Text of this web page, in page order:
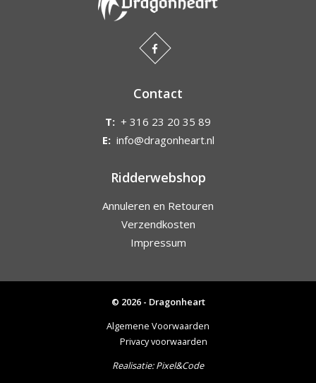
Contact
T: + 316 23 20 35 89
E: info@dragonheart.nl
Ridderwebshop
Annuleren en Retouren
Verzendkosten
Impressum
© 2026 - Dragonheart
Algemene Voorwaarden
Privacy voorwaarden
Realisatie:Pixel&Code